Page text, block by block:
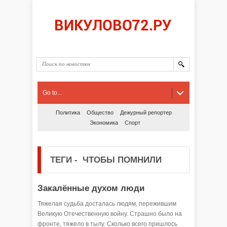
Go to...
Политика Общество
Дежурный репортер
Экономика
Спорт
ТЕГИ - ЧТОБЫ ПОМНИЛИ
Закалённые духом люди
Тяжелая судьба досталась людям, пережившим
Великую Отечественную войну. Страшно было на
фронте, тяжело в тылу. Сколько всего пришлось